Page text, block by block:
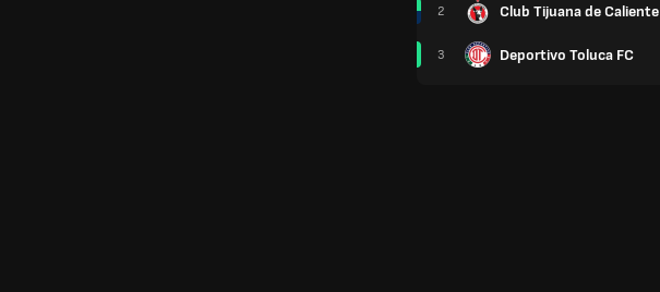
2 Club Tijuana de Caliente
3 Deportivo Toluca FC